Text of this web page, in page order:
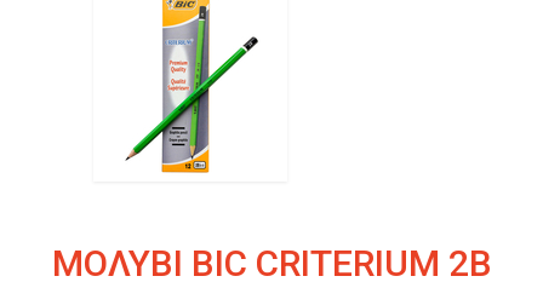
ΜΟΛΥΒΙ BIC CRITERIUM 2B